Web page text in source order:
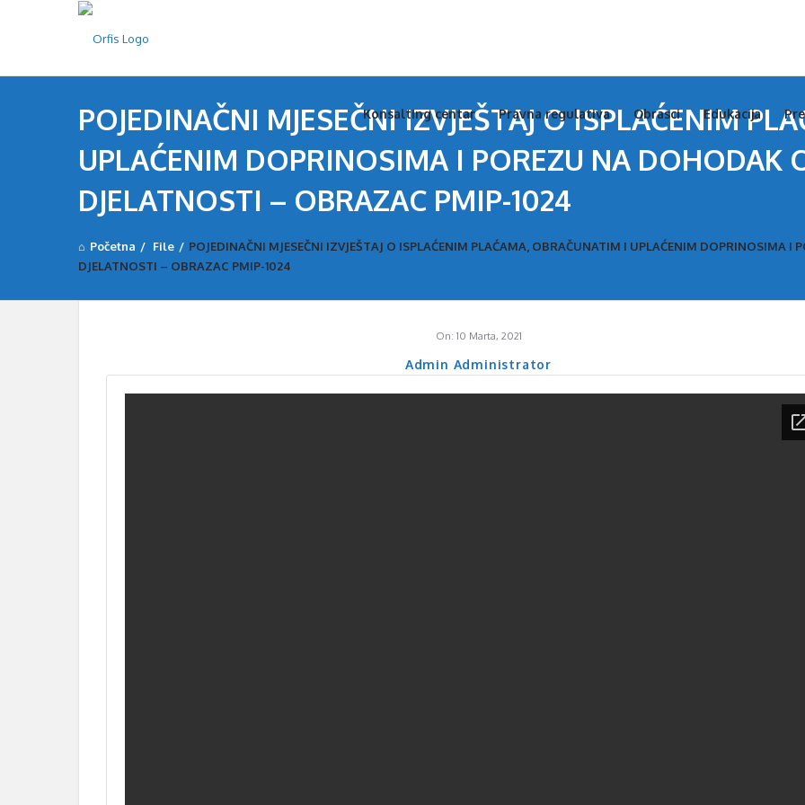
Orfis
Navigation
Konsalting centar Pravna regulativa Obrasci Edukacija
POJEDINAČNI MJESEČNI IZVJEŠTAJ O ISPLAĆENIM
UPLAĆENIM DOPRINOSIMA I POREZU NA DOHODAK
DJELATNOSTI – OBRAZAC PMIP-1024
Početna / File / POJEDINAČNI MJESEČNI IZVJEŠTAJ O ISPLAĆENIM PLAĆAMA, OBRAČUNATIM I UPLAĆENIM DOPRINOSIMA
DJELATNOSTI – OBRAZAC PMIP-1024
On: 10 Marta, 2021
Admin Administrator